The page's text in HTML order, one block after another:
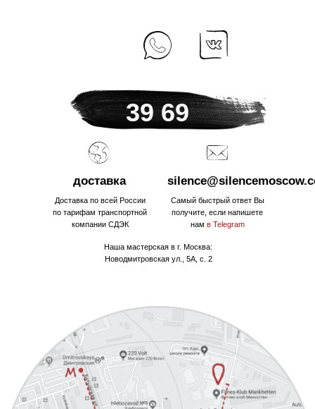
Самый быстрый ответ Вы
получите, если напишете
нам в Telegram
Доставка по всей России
по тарифам транспортной
компании СДЭК
39 69
доставка
Наша мастерская в г. Москва:
Новодмитровская ул., 5А, с. 2